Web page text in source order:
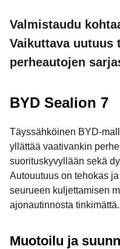
Valmistaudu
Vaikuttava uutuus
perheautojen
BYD Sealion 7
Täyssähköinen BYD-
yllättää vaativankin
suorituskyvyllään sekä
Autouutuus on tehokas
seurueen kuljettamisen
ajonautinnosta tinkimättä.
Muotoilu ja